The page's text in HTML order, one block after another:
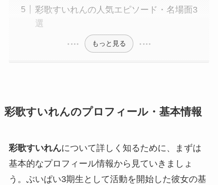
彩歌すいれんの人気エピソード・名場面3
選
もっと見る
彩歌すいれんのプロフィール・基本情報
彩歌すいれんについて詳しく知るために、まずは
基本的なプロフィール情報から見ていきましょ
う。ぶいぱい3期生として活動を開始した彼女の基